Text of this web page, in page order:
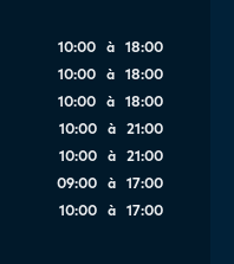
10:00 à 18:00
10:00 à 18:00
10:00 à 18:00
10:00 à 21:00
10:00 à 21:00
09:00 à 17:00
10:00 à 17:00